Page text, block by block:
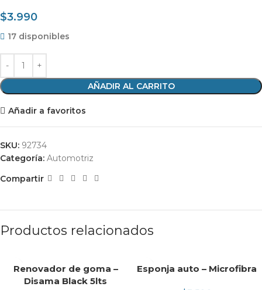
$3.990
17 disponibles
AÑADIR AL CARRITO
Añadir a favoritos
SKU: 92734
Categoría: Automotriz
Compartir
Productos relacionados
Renovador de goma –
Disama Black 5lts
Esponja auto – Microfibra